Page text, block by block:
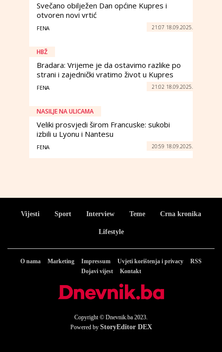
Svečano obilježen Dan općine Kupres i
otvoren novi vrtić
FENA 21:07 18.09.2025.
HBŽ
Bradara: Vrijeme je da ostavimo razlike po
strani i zajednički vratimo život u Kupres
FENA 21:02 18.09.2025.
NASILJE NA ULICAMA
Veliki prosvjedi širom Francuske: sukobi
izbili u Lyonu i Nantesu
FENA 20:59 18.09.2025.
Vijesti Sport Interview Teme Crna kronika
Lifestyle
O nama Marketing Impressum Uvjeti korištenja i privacy
RSS
Dojavi vijest
Kontakt
Copyright © Dnevnik.ba 2023.
Powered by StoryEditor DEX